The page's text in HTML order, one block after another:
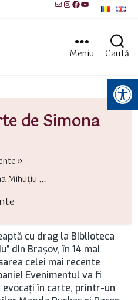
MailInstagram
Facebook
YouTube
Meniu Caută
Instrumente pentru accesibilitate
de Simona
Mihuţiu ...
cu drag la Biblioteca
din Brașov, în 14 mai
celei mai recente
Evenimentul va fi
în carte, printr-un